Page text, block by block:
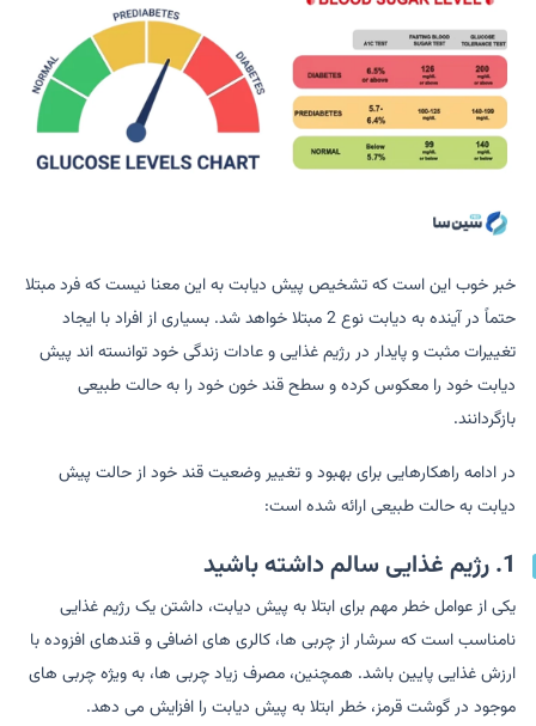
خبر خوب این است که تشخیص پیش دیابت به این معنا نیست که فرد مبتلا
حتماً در آینده به دیابت نوع 2 مبتلا خواهد شد. بسیاری از افراد با ایجاد
تغییرات مثبت و پایدار در رژیم غذایی و عادات زندگی خود توانسته اند پیش
دیابت خود را معکوس کرده و سطح قند خون خود را به حالت طبیعی
بازگردانند.
در ادامه راهکارهایی برای بهبود و تغییر وضعیت قند خود از حالت پیش
دیابت به حالت طبیعی ارائه شده است:
1. رژیم غذایی سالم داشته باشید
یکی از عوامل خطر مهم برای ابتلا به پیش دیابت، داشتن یک رژیم غذایی
نامناسب است که سرشار از چربی ها، کالری های اضافی و قندهای افزوده با
ارزش غذایی پایین باشد. همچنین، مصرف زیاد چربی ها، به ویژه چربی های
موجود در گوشت قرمز، خطر ابتلا به پیش دیابت را افزایش می دهد.